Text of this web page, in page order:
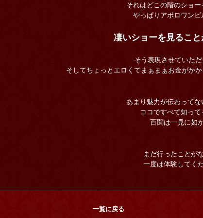
それはどこの階のショ
やっぱりアポロワンビ
凄いショーを見るこ
そう表現させていた
そしてちょっとエロくてまぁまぁお金がか
あまり魅力が伝わって
ココですべて知って
百聞は一見に如
まだ行ったことが
一度は体験してく
一覧に戻る